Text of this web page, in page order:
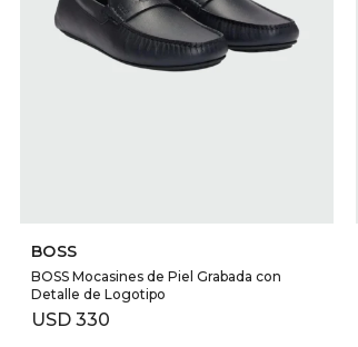
BOSS
BOSS Mocasines de Piel Grabada con
Detalle de Logotipo
USD 330